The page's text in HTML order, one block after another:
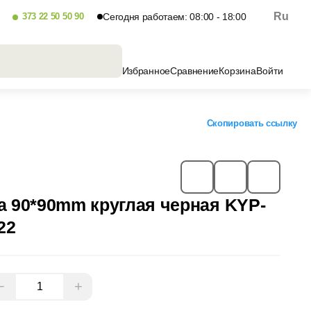
373 22 50 50 90 Сегодня работаем: 08:00 - 18:00 Ru
ИзбранноеСравнениеКорзинаВойти
Скопировать ссылку
круглая черная KYP-
+